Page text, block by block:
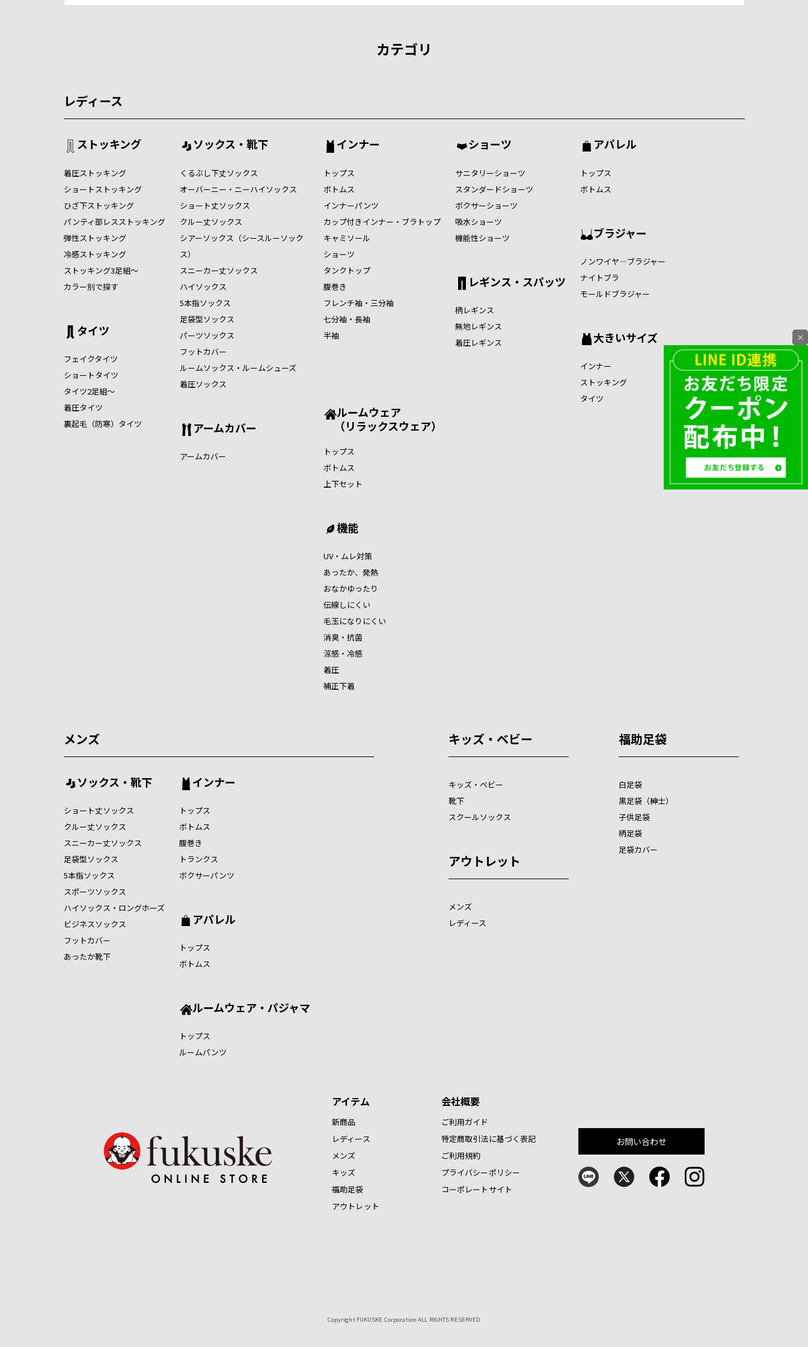
カテゴリ
レディース
ストッキング
着圧ストッキング
ショートストッキング
ひざ下ストッキング
パンティ部レスストッキング
弾性ストッキング
冷感ストッキング
ストッキング3足組～
カラー別で探す
タイツ
フェイクタイツ
ショートタイツ
タイツ2足組～
着圧タイツ
裏起毛（防寒）タイツ
ソックス・靴下
くるぶし下丈ソックス
オーバーニー・ニーハイソックス
ショート丈ソックス
クルー丈ソックス
シアーソックス（シースルーソック
ス）
スニーカー丈ソックス
ハイソックス
5本指ソックス
足袋型ソックス
パーツソックス
フットカバー
ルームソックス・ルームシューズ
着圧ソックス
アームカバー
アームカバー
インナー
トップス
ボトムス
インナーパンツ
カップ付きインナー・ブラトップ
キャミソール
ショーツ
タンクトップ
腹巻き
フレンチ袖・三分袖
七分袖・長袖
半袖
ショーツ
サニタリーショーツ
スタンダードショーツ
ボクサーショーツ
吸水ショーツ
機能性ショーツ
レギンス・スパッツ
柄レギンス
無地レギンス
着圧レギンス
アパレル
トップス
ボトムス
ブラジャー
ノンワイヤ―ブラジャー
ナイトブラ
モールドブラジャー
大きいサイズ
インナー
ストッキング
タイツ
ルームウェア
（リラックスウェア）
トップス
ボトムス
上下セット
機能
UV・ムレ対策
あったか、発熱
おなかゆったり
伝線しにくい
毛玉になりにくい
消臭・抗菌
涼感・冷感
着圧
補正下着
メンズ
ソックス・靴下
ショート丈ソックス
クルー丈ソックス
スニーカー丈ソックス
足袋型ソックス
5本指ソックス
スポーツソックス
ハイソックス・ロングホーズ
ビジネスソックス
フットカバー
あったか靴下
インナー
トップス
ボトムス
腹巻き
トランクス
ボクサーパンツ
アパレル
トップス
ボトムス
ルームウェア・パジャマ
トップス
ルームパンツ
キッズ・ベビー
キッズ・ベビー
靴下
スクールソックス
アウトレット
メンズ
レディース
福助足袋
白足袋
黒足袋（紳士）
子供足袋
柄足袋
足袋カバー
アイテム
新商品
レディース
メンズ
キッズ
福助足袋
アウトレット
会社概要
ご利用ガイド
特定商取引法に基づく表記
ご利用規約
プライバシーポリシー
コーポレートサイト
お問い合わせ
Copyright FUKUSKE Corporation ALL RIGHTS RESERVED
×